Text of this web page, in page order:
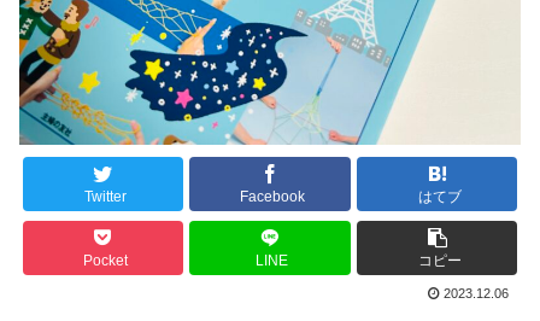
Twitter Facebook はてブ
Pocket LINE コピー
2023.12.06